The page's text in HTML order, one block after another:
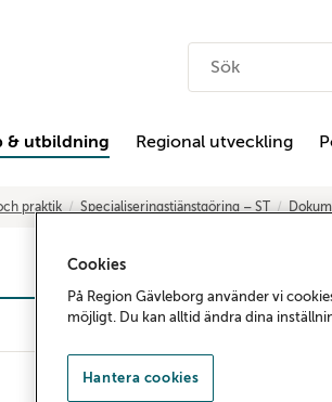
& utbildning Regional utveckling
praktik Specialiseringstjänstgöring – ST
ST-läkare –
Cookies
På Region Gävleborg använder vi
möjligt. Du kan alltid ändra dina
Hantera cookies